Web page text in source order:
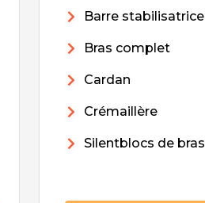
Barre stabilisatrice
Bras complet
Cardan
Crémaillère
Silentblocs de bras